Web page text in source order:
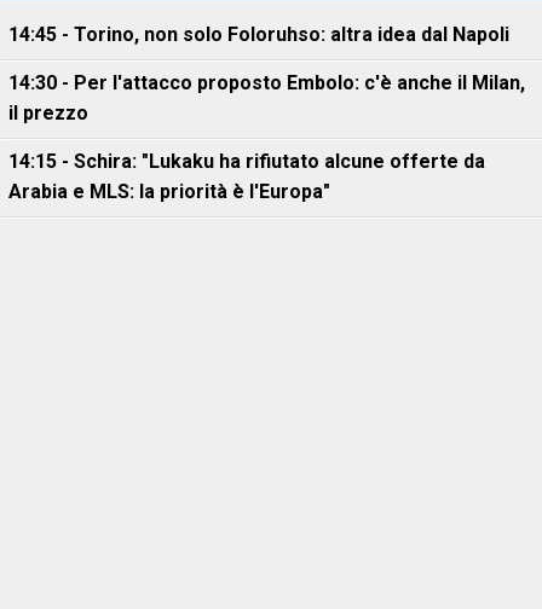
14:45 - Torino, non solo Foloruhso: altra idea dal Napoli
14:30 - Per l'attacco proposto Embolo: c'è anche il Milan,
il prezzo
14:15 - Schira: "Lukaku ha rifiutato alcune offerte da
Arabia e MLS: la priorità è l'Europa"